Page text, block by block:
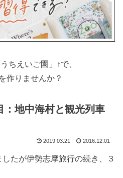
ちえいご園」↑で、
作りませんか？
：地中海村と観光列車
2019.03.21 2016.12.01
たが伊勢志摩旅行の続き、３